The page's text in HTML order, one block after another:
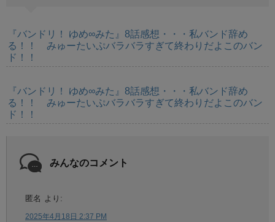
『バンドリ！ ゆめ∞みた』8話感想・・・私バンド辞め
る！！ みゅーたいぷバラバラすぎて終わりだよこのバン
ド！！
『バンドリ！ ゆめ∞みた』8話感想・・・私バンド辞め
る！！ みゅーたいぷバラバラすぎて終わりだよこのバン
ド！！
みんなのコメント
匿名 より:
2025年4月18日 2:37 PM